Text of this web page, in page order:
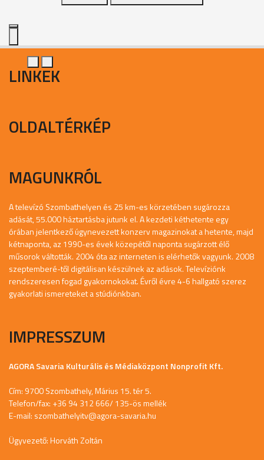
LINKEK
OLDALTÉRKÉP
MAGUNKRÓL
A televízó Szombathelyen és 25 km-es körzetében sugározza
adását, 55.000 háztartásba jutunk el. A kezdeti kéthetente egy
órában jelentkező úgynevezett konzerv magazinokat a hetente, majd
kétnaponta, az 1990-es évek közepétől naponta sugárzott élő
műsorok váltották. 2004 óta az interneten is elérhetők vagyunk. 2008
szeptemberé-től digitálisan készülnek az adások. Televíziónk
rendszeresen fogad gyakornokokat. Évről évre 4-6 hallgató szerez
gyakorlati ismereteket a stúdiónkban.
IMPRESSZUM
AGORA Savaria Kulturális és Médiaközpont Nonprofit Kft.
Cím: 9700 Szombathely, Márius 15. tér 5.
Telefon/fax: +36 94 312 666/ 135-ös mellék
E-mail: szombathelyitv@agora-savaria.hu
Ügyvezető: Horváth Zoltán